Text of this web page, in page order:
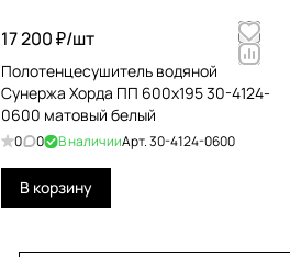
17 200 ₽/шт
Полотенцесушитель водяной
Сунержа Хорда ПП 600х195 30-4124-
0600 матовый белый
0 0 В наличииАрт.30-4124-0600
В корзину